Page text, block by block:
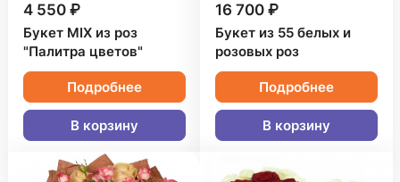
4 550 ₽
Букет MIX из роз
"Палитра цветов"
Подробнее
В корзину
16 700 ₽
Букет из 55 белых и
розовых роз
Подробнее
В корзину